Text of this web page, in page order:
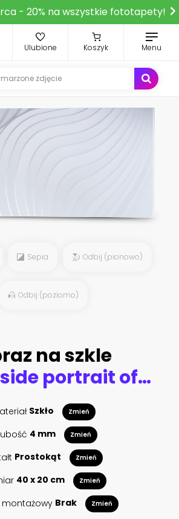
- 20% na wszystkie fototapety!
Ulubione Koszyk Menu
Sepia Odbij (pionowo)
Odbij (poziomo)
na szkle
sketch side portrait of a horse profile on a white background
Szkło Zmień
4 mm Zmień
Prostokąt Zmień
40 x 20 cm Zmień
montażowy Brak Zmień